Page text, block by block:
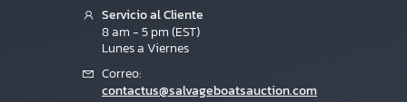
Servicio al Cliente
8 am - 5 pm (EST)
Lunes a Viernes
Correo:
contactus@salvageboatsauction.com